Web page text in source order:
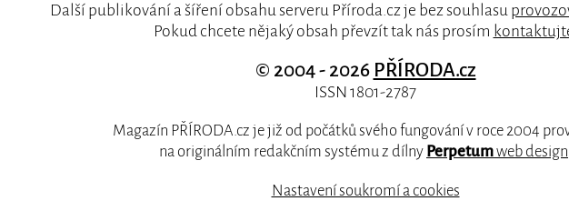
Další publikování a šíření obsahu serveru Příroda.cz je bez souhlasu
Pokud chcete nějaký obsah převzít tak nás prosím
© 2004 - 2026 PŘÍRODA.cz
ISSN 1801-2787
Magazín PŘÍRODA.cz je již od počátků svého fungování v roce 2004
na originálním redakčním systému z dílny Perpetumweb design
Nastavení soukromí a cookies